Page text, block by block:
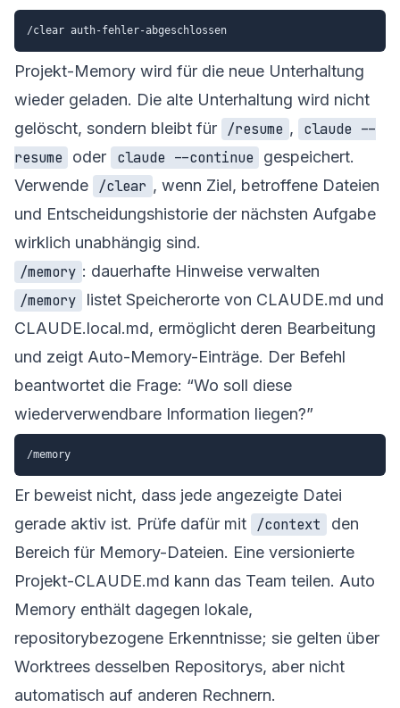
Projekt-Memory wird für die neue Unterhaltung
wieder geladen. Die alte Unterhaltung wird nicht
gelöscht, sondern bleibt für
/resume ,
claude --
resume
oder claude --continue
gespeichert.
Verwende
/clear , wenn Ziel, betroffene Dateien
und Entscheidungshistorie der nächsten Aufgabe
wirklich unabhängig sind.
/memory : dauerhafte Hinweise verwalten
/memory
listet Speicherorte von CLAUDE.md und
CLAUDE.local.md, ermöglicht deren Bearbeitung
und zeigt Auto-Memory-Einträge. Der Befehl
beantwortet die Frage: “Wo soll diese
wiederverwendbare Information liegen?”
Er beweist nicht, dass jede angezeigte Datei
gerade aktiv ist. Prüfe dafür mit
/context
den
Bereich für Memory-Dateien. Eine versionierte
Projekt-CLAUDE.md kann das Team teilen. Auto
Memory enthält dagegen lokale,
repositorybezogene Erkenntnisse; sie gelten über
Worktrees desselben Repositorys, aber nicht
automatisch auf anderen Rechnern.